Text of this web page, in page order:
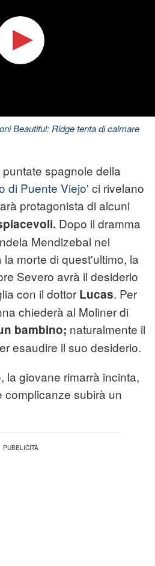
Beautiful: Ridge tenta di calmare
spagnole della
di Puente Viejo' ci rivelano
protagonista di alcuni
Dopo il dramma
Mendizebal nel
morte di quest'ultimo, la
Severo avrà il desiderio
con il dottor Lucas. Per
chiederà al Moliner di
bambino; naturalmente il
esaudire il suo desiderio.
la giovane rimarrà incinta,
complicanze subirà un